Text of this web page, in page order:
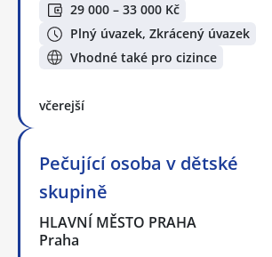
29 000 – 33 000 Kč
Plný úvazek, Zkrácený úvazek
Vhodné také pro cizince
včerejší
Pečující osoba v dětské
skupině
HLAVNÍ MĚSTO PRAHA
Praha